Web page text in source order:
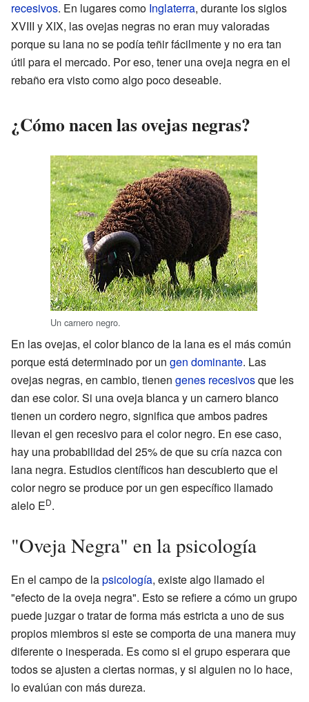
recesivos. En lugares como Inglaterra, durante los siglos
XVIII y XIX, las ovejas negras no eran muy valoradas
porque su lana no se podía teñir fácilmente y no era tan
útil para el mercado. Por eso, tener una oveja negra en el
rebaño era visto como algo poco deseable.
¿Cómo nacen las ovejas negras?
Un carnero negro.
En las ovejas, el color blanco de la lana es el más común
porque está determinado por un gen dominante. Las
ovejas negras, en cambio, tienen genes recesivosque les
dan ese color. Si una oveja blanca y un carnero blanco
tienen un cordero negro, significa que ambos padres
llevan el gen recesivo para el color negro. En ese caso,
hay una probabilidad del 25% de que su cría nazca con
lana negra. Estudios científicos han descubierto que el
color negro se produce por un gen específico llamado
alelo ED.
"Oveja Negra" en la psicología
En el campo de lapsicología, existe algo llamado el
"efecto de la oveja negra". Esto se refiere a cómo un grupo
puede juzgar o tratar de forma más estricta a uno de sus
propios miembros si este se comporta de una manera muy
diferente o inesperada. Es como si el grupo esperara que
todos se ajusten a ciertas normas, y si alguien no lo hace,
lo evalúan con más dureza.